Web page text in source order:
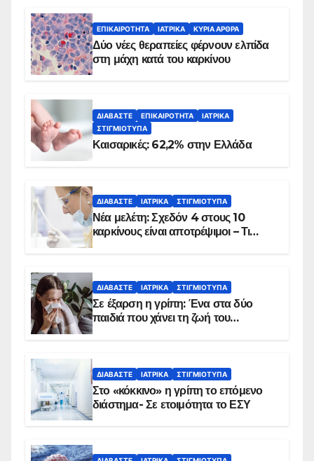
ΕΠΙΚΑΙΡΌΤΗΤΑ ΙΑΤΡΙΚΆ ΚΥΡΙΑ ΑΡΘΡΑ
Δύο νέες θεραπείες φέρνουν ελπίδα
στη μάχη κατά του καρκίνου
ΔΙΑΒΆΣΤΕ ΕΠΙΚΑΙΡΌΤΗΤΑ
ΙΑΤΡΙΚΆ
ΣΤΙΓΜΙΌΤΥΠΑ
Καισαρικές: 62,2% στην Ελλάδα
ΔΙΑΒΆΣΤΕ ΙΑΤΡΙΚΆ ΣΤΙΓΜΙΌΤΥΠΑ
Νέα μελέτη: Σχεδόν 4 στους 10
καρκίνους είναι αποτρέψιμοι – Τι
ΔΙΑΒΆΣΤΕ ΙΑΤΡΙΚΆ ΣΤΙΓΜΙΌΤΥΠΑ
Σε έξαρση η γρίπη: Ένα στα δύο
παιδιά που χάνει τη ζωή του
ΔΙΑΒΆΣΤΕ ΙΑΤΡΙΚΆ ΣΤΙΓΜΙΌΤΥΠΑ
Στο «κόκκινο» η γρίπη το επόμενο
διάστημα- Σε ετοιμότητα το ΕΣΥ